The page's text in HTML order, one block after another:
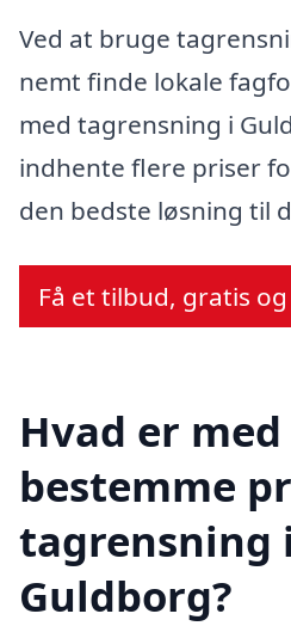
Ved at bruge
nemt finde lokale
med tagrensning i
indhente flere priser
den bedste løsning til
Få et tilbud, gratis
Hvad er
bestemme
tagrensning i
Guldborg?